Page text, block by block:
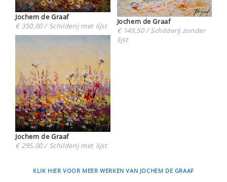
Jochem de Graaf
€ 350,00 / Schilderij met lijst
Jochem de Graaf
€ 295,00 / Schilderij met lijst
Jochem de Graaf
€ 149,50 / Schilderij zonder
lijst
KLIK HIER VOOR MEER WERKEN VAN JOCHEM DE GRAAF